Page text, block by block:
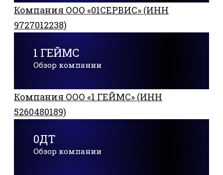
Компания ООО «01СЕРВИС» (ИНН
9727012238)
1 ГЕЙМС
Обзор компании
Компания ООО «1 ГЕЙМС» (ИНН
5260480189)
0ДТ
Обзор компании